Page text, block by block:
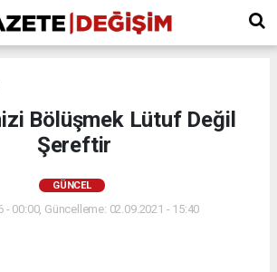
Bölüşmek Lütuf Değil
Şereftir
GÜNCEL
- 00:00, Güncelleme: 02.09.2021 - 15:40